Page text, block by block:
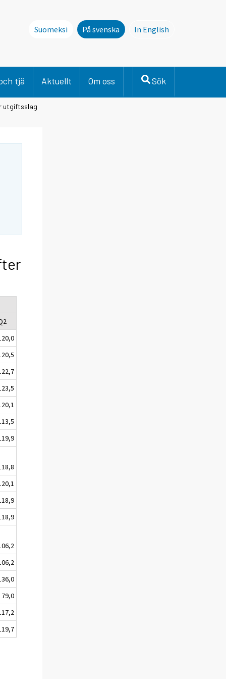
Suomeksi På svenska
In English
tjä Aktuellt Om oss Sök
utgiftsslag
79,0